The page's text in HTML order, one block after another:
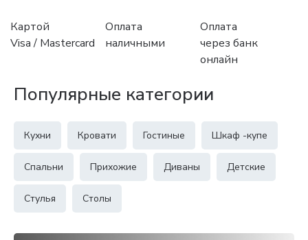
Картой
Visa / Mastercard
Оплата
наличными
Оплата
через банк
онлайн
Популярные категории
Кухни Кровати Гостиные Шкаф -купе
Спальни Прихожие Диваны Детские
Стулья Столы